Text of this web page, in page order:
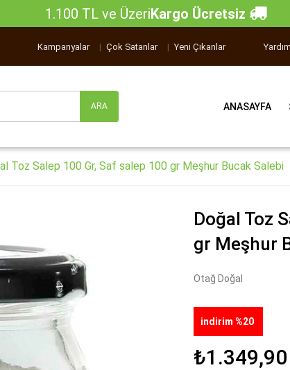
1.100 TL ve ÜzeriKargo Ücretsiz
Kampanyalar | Çok Satanlar | Yeni Çıkanlar Yardım
ANASAYFA
Toz Salep 100 Gr, Saf salep 100 gr Meşhur Bucak Salebi
Doğal Toz
gr Meşhur
Otağ Doğal
indirim %20
₺1.349,90